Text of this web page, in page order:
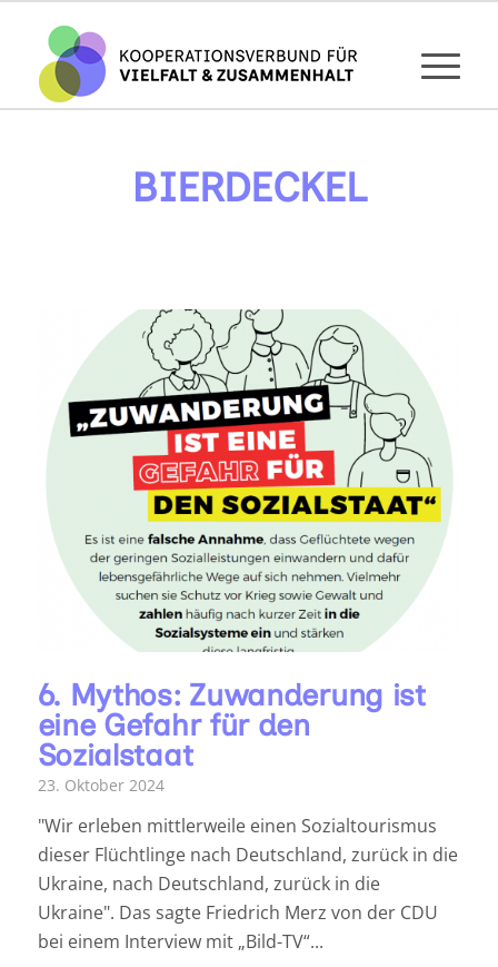
BIERDECKEL
6. Mythos: Zuwanderung ist
eine Gefahr für den
Sozialstaat
23. Oktober 2024
"Wir erleben mittlerweile einen Sozialtourismus
dieser Flüchtlinge nach Deutschland, zurück in die
Ukraine, nach Deutschland, zurück in die
Ukraine". Das sagte Friedrich Merz von der CDU
bei einem Interview mit „Bild-TV“...